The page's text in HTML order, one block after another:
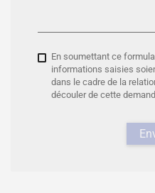
En soumettant ce
informations saisies
dans le cadre de la
découler de cette